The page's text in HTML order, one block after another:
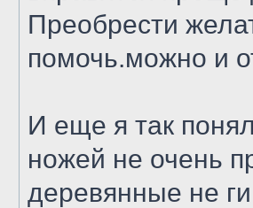
Преобрести
помочь.можно и
И еще я так
ножей не очень
деревянные не